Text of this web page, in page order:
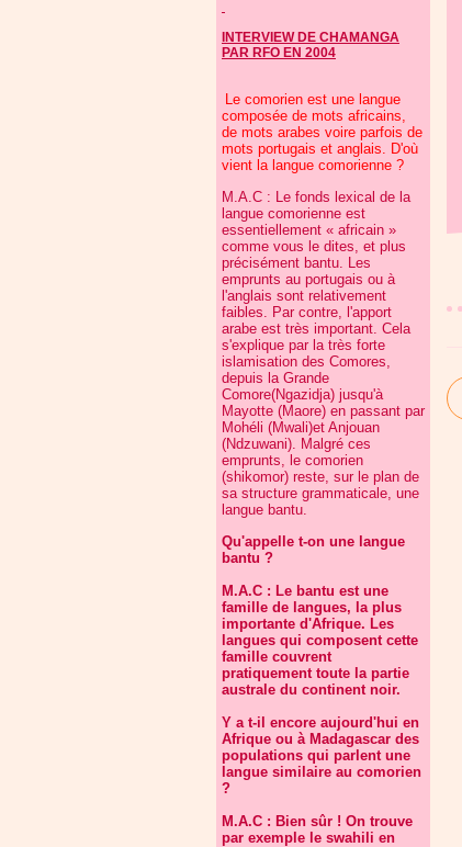
INTERVIEW DE CHAMANGA
PAR RFO EN 2004
Le comorien est une langue
composée de mots africains,
de mots arabes voire parfois de
mots portugais et anglais. D'où
vient la langue comorienne ?
M.A.C : Le fonds lexical de la
langue comorienne est
essentiellement « africain »
comme vous le dites, et plus
précisément bantu. Les
emprunts au portugais ou à
l'anglais sont relativement
faibles. Par contre, l'apport
arabe est très important. Cela
s'explique par la très forte
islamisation des Comores,
depuis la Grande
Comore(Ngazidja) jusqu'à
Mayotte (Maore) en passant par
Mohéli (Mwali)et Anjouan
(Ndzuwani). Malgré ces
emprunts, le comorien
(shikomor) reste, sur le plan de
sa structure grammaticale, une
langue bantu.
Qu'appelle t-on une langue
bantu ?
M.A.C : Le bantu est une
famille de langues, la plus
importante d'Afrique. Les
langues qui composent cette
famille couvrent
pratiquement toute la partie
australe du continent noir.
Y a t-il encore aujourd'hui en
Afrique ou à Madagascar des
populations qui parlent une
langue similaire au comorien
?
M.A.C : Bien sûr ! On trouve
par exemple le swahili en